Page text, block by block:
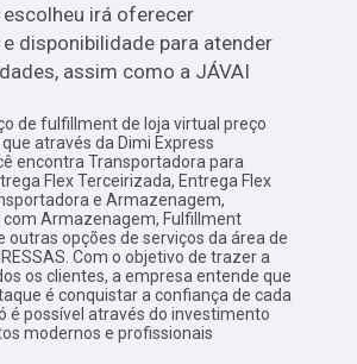
irá oferecer
disponibilidade para atender
assim como a JÁVAI
de fulfillment de loja virtual preço
através da Dimi Express
encontra Transportadora para
Flex Terceirizada, Entrega Flex
e Armazenagem,
Armazenagem, Fulfillment
outras opções de serviços da área de
Com o objetivo de trazer a
os clientes, a empresa entende que
é conquistar a confiança de cada
é possível através do investimento
modernos e profissionais